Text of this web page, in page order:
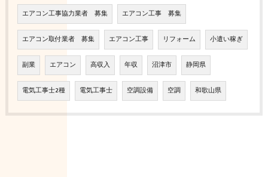
エアコン工事協力業者 募集 エアコン工事 募集
エアコン取付業者 募集 エアコン工事 リフォーム 小遣い稼ぎ
副業 エアコン 高収入 年収 沼津市 静岡県
電気工事士2種 電気工事士 空調設備 空調 和歌山県